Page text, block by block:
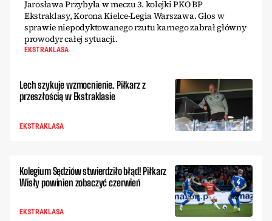
Jarosława Przybyła w meczu 3. kolejki PKO BP
Ekstraklasy, Korona Kielce-Legia Warszawa. Głos w
sprawie niepodyktowanego rzutu karnego zabrał główny
prowodyr całej sytuacji.
EKSTRAKLASA
Lech szykuje wzmocnienie. Piłkarz z
przeszłością w Ekstraklasie
EKSTRAKLASA
Kolegium Sędziów stwierdziło błąd! Piłkarz
Wisły powinien zobaczyć czerwień
EKSTRAKLASA